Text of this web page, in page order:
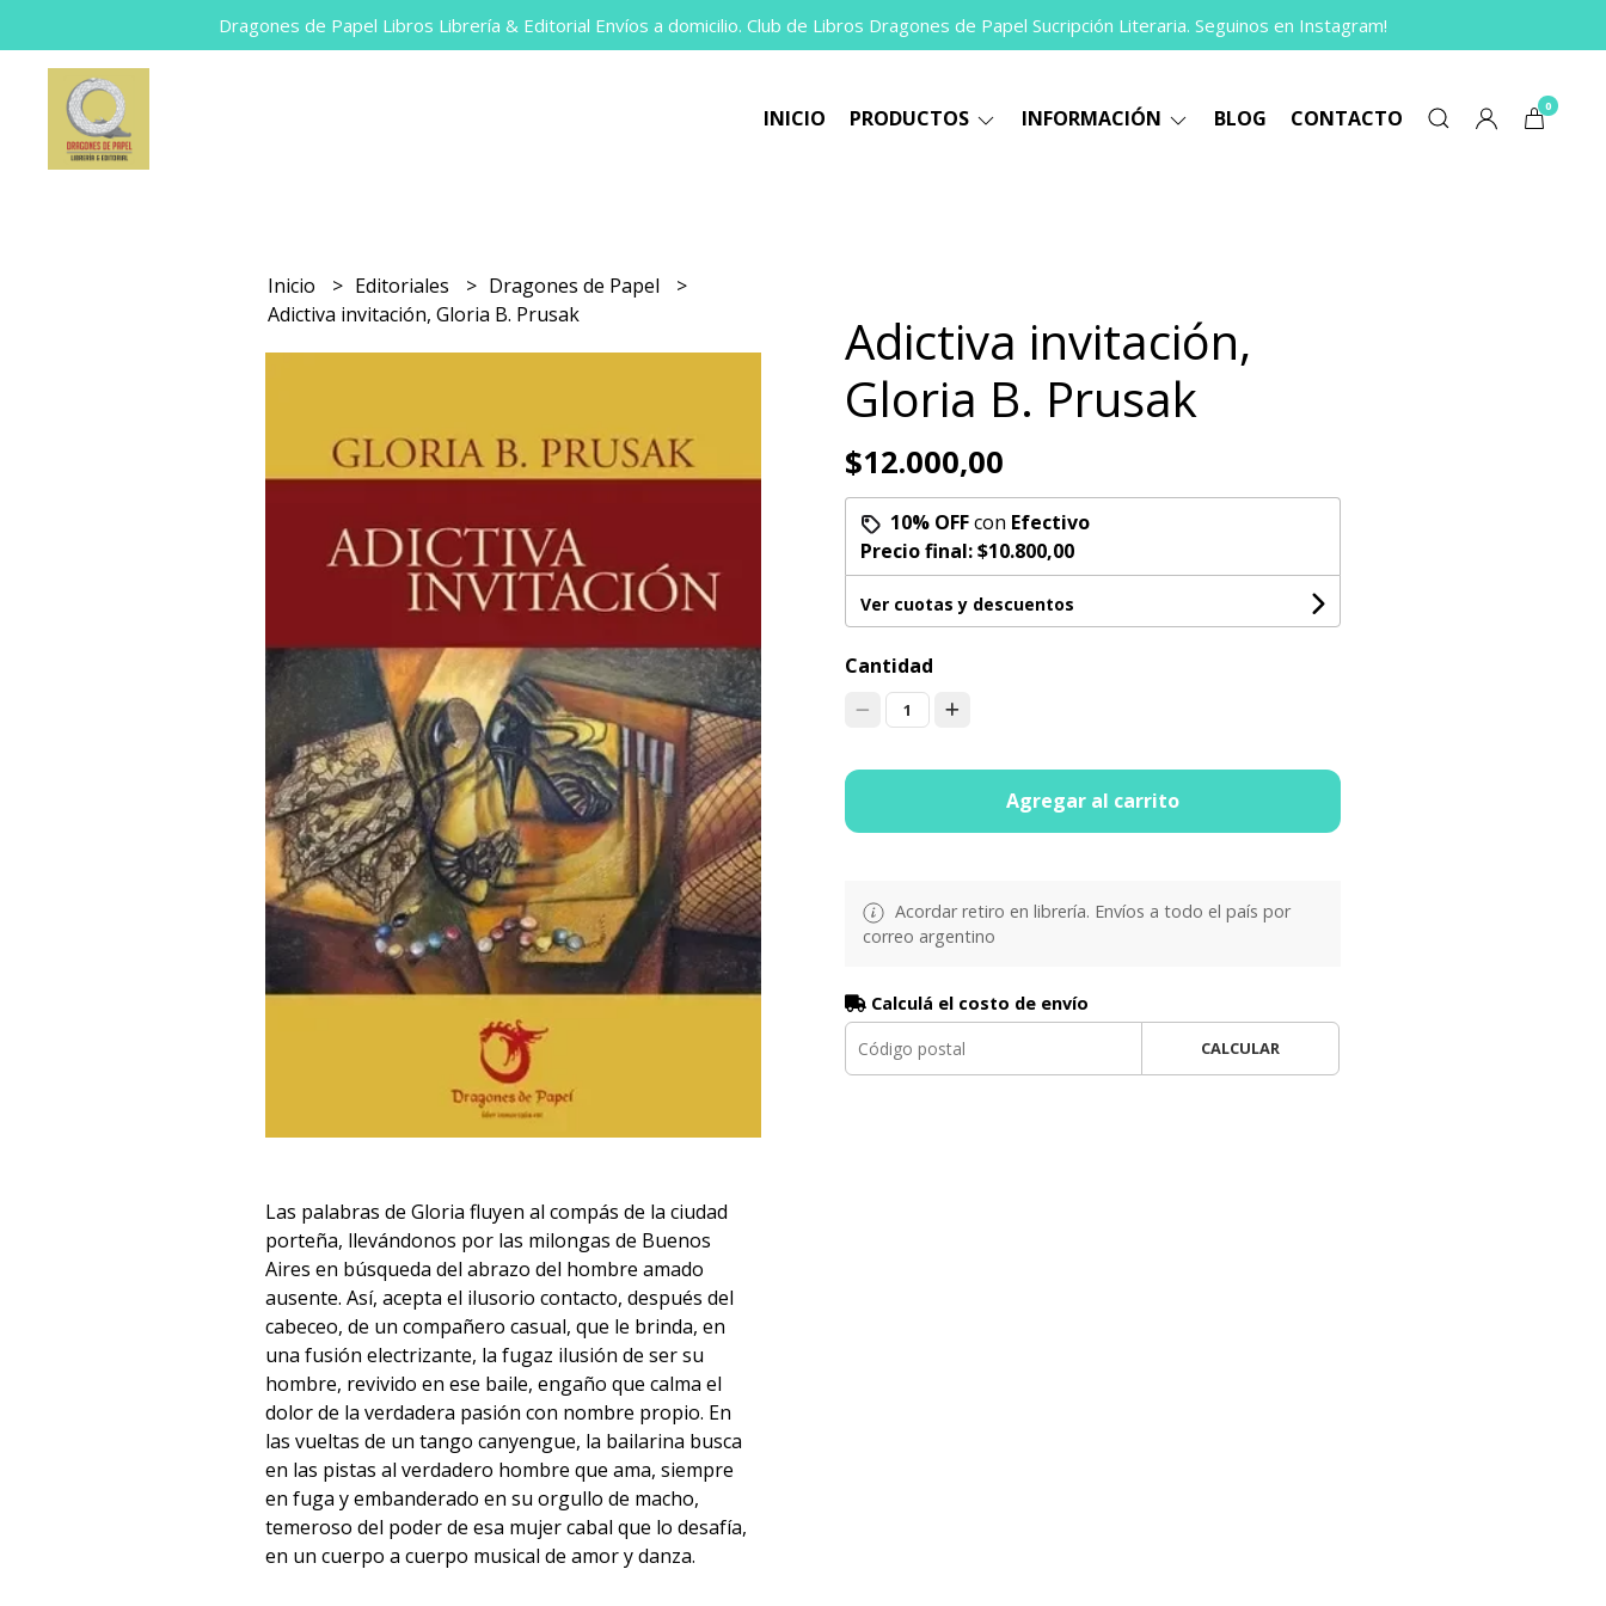
Dragones de Papel Libros Librería & Editorial Envíos a domicilio. Club de Libros Dragones de Papel Sucripción Literaria. Seguinos en Instagram!
INICIO PRODUCTOS INFORMACIÓN BLOG CONTACTO 0
Inicio Editoriales
Dragones de Papel
Adictiva invitación, Gloria B. Prusak
Las palabras de Gloria fluyen al compás de la ciudad
porteña, llevándonos por las milongas de Buenos
Aires en búsqueda del abrazo del hombre amado
ausente. Así, acepta el ilusorio contacto, después del
cabeceo, de un compañero casual, que le brinda, en
una fusión electrizante, la fugaz ilusión de ser su
hombre, revivido en ese baile, engaño que calma el
dolor de la verdadera pasión con nombre propio. En
las vueltas de un tango canyengue, la bailarina busca
en las pistas al verdadero hombre que ama, siempre
en fuga y embanderado en su orgullo de macho,
temeroso del poder de esa mujer cabal que lo desafía,
en un cuerpo a cuerpo musical de amor y danza.
Adictiva invitación,
Gloria B. Prusak
$12.000,00
10% OFFcon Efectivo
Precio final:$10.800,00
Ver cuotas y descuentos
Cantidad
1
Agregar al carrito
Acordar retiro en librería. Envíos a todo el país por
correo argentino
Calculá el costo de envío
CALCULAR